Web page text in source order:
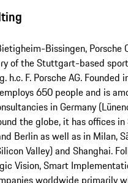
in Germany
the globe, it has offices in
Berlin as well as in Milan,
Valley) and Shanghai.
Vision, Smart
worldwide primarily
the improvement of their
their innovative capacity.
and medium-sized
aerospace industries, as
clients originate from the
retail, and construction